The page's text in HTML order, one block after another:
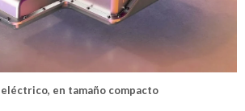
en tamaño compacto